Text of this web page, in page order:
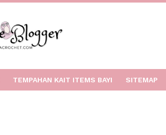
TEMPAHAN KAIT ITEMS BAYI SITEMAP